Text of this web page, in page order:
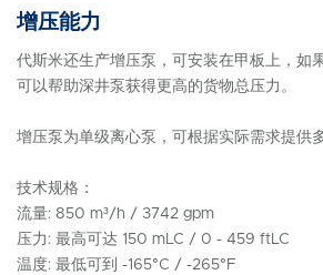
增压能力
代斯米还生产增压泵，可安装在甲板上，如
可以帮助深井泵获得更高的货物总压力。
增压泵为单级离心泵，可根据实际需求提供
技术规格：
流量: 850 m³/h / 3742 gpm
压力: 最高可达 150 mLC / 0 - 459 ftLC
温度: 最低可到 -165°C / -265°F